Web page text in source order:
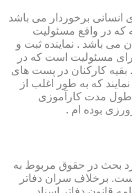
نیروی انسانی برخوردار می باشد
که در واقع مسئولیت
می باشد . نماینده ثبت و
مسئولیت است که در
. بقیه کارکنان در پست های
که به طور اغلب از
طول مدت کارآموزی
بوده ام .
بحث در حقوق مربوط به
برخلاف سران دفاتر